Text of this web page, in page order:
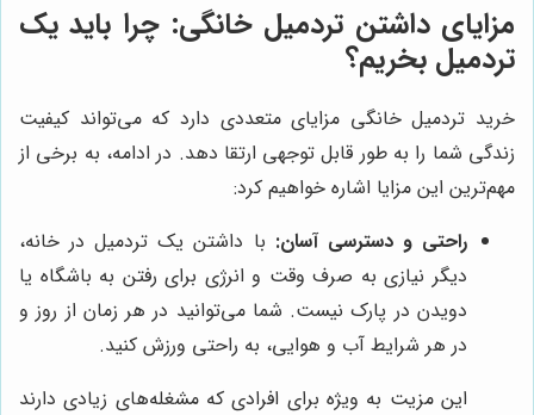
مزایای داشتن تردمیل خانگی: چرا باید یک
تردمیل بخریم؟
خرید تردمیل خانگی مزایای متعددی دارد که می‌تواند کیفیت
زندگی شما را به طور قابل توجهی ارتقا دهد. در ادامه، به برخی از
مهم‌ترین این مزایا اشاره خواهیم کرد:
راحتی و دسترسی آسان: با داشتن یک تردمیل در خانه،
دیگر نیازی به صرف وقت و انرژی برای رفتن به باشگاه یا
دویدن در پارک نیست. شما می‌توانید در هر زمان از روز و
در هر شرایط آب و هوایی، به راحتی ورزش کنید.
این مزیت به ویژه برای افرادی که مشغله‌های زیادی دارند